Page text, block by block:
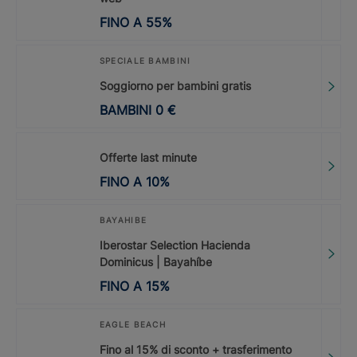
FINO A 55%
SPECIALE BAMBINI
Soggiorno per bambini gratis
BAMBINI 0 €
Offerte last minute
FINO A 10%
BAYAHIBE
Iberostar Selection Hacienda
Dominicus | Bayahíbe
FINO A 15%
EAGLE BEACH
Fino al 15% di sconto + trasferimento